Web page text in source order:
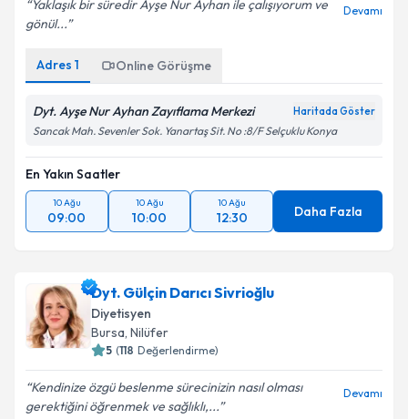
Yaklaşık bir süredir Ayşe Nur Ayhan ile çalışıyorum ve
gönül...
Devamı
Adres 1 Online Görüşme
Dyt. Ayşe Nur Ayhan Zayıflama Merkezi Haritada Göster
Sancak Mah. Sevenler Sok. Yanartaş Sit. No :8/F Selçuklu Konya
En Yakın Saatler
10 Ağu
09:00
10 Ağu
10:00
10 Ağu
12:30 Daha Fazla
Dyt. Gülçin Darıcı Sivrioğlu
Diyetisyen
Bursa, Nilüfer
5 (118 Değerlendirme)
Kendinize özgü beslenme sürecinizin nasıl olması
gerektiğini öğrenmek ve sağlıklı,...
Devamı